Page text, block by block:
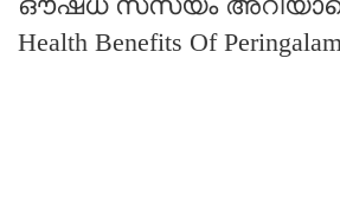
Health Benefits Of